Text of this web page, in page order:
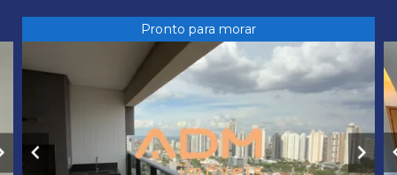
Pronto para morar